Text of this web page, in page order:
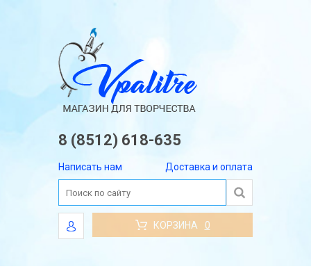
8 (8512) 618-635
Написать нам Доставка и оплата
КОРЗИНА 0